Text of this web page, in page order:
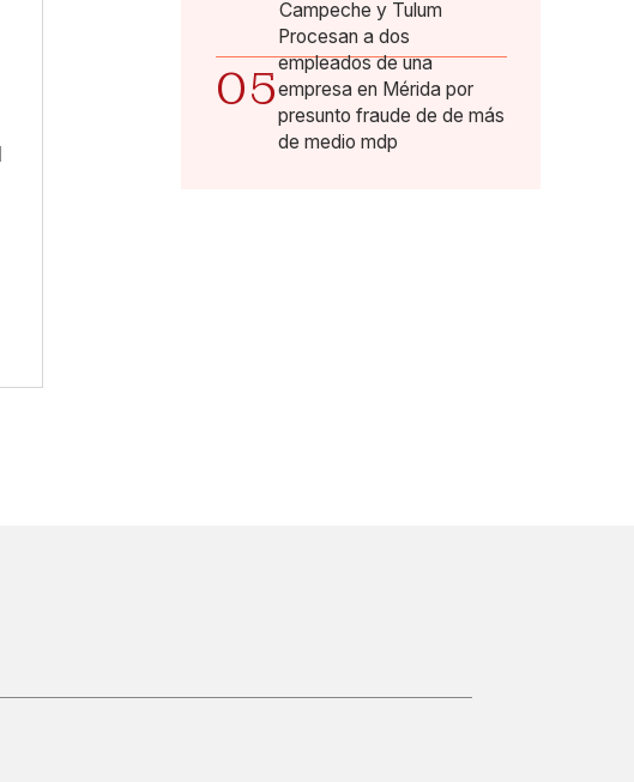
Campeche y Tulum
05
Procesan a dos
empleados de una
empresa en Mérida por
presunto fraude de de más
de medio mdp